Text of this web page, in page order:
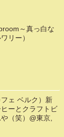
～真っ白な
リー）
ェ ベルク）新
ーとクラフトビ
（笑）@東京,